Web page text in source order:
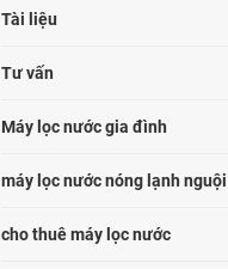
Tài liệu
Tư vấn
Máy lọc nước gia đình
máy lọc nước nóng lạnh nguội
cho thuê máy lọc nước